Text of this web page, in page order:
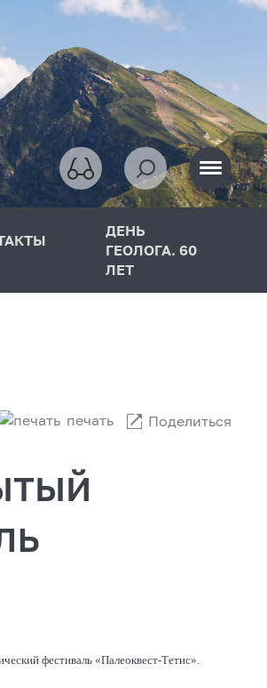
ДЕНЬ
ГЕОЛОГА. 60
ЛЕТ
печать Поделиться
фестиваль «Палеоквест-Тетис».